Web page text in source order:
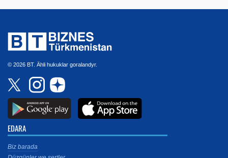
© 2026 BT. Ähli hukuklar goralandyr.
EDARA
Biz barada